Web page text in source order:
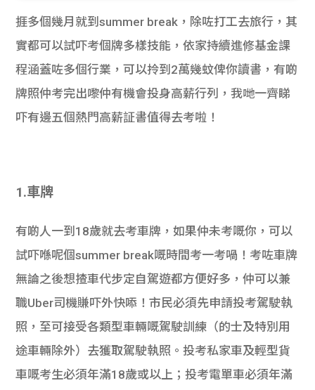
捱多個幾月就到summer break，除咗打工去旅行，其
實都可以試吓考個牌多樣技能，依家持續進修基金課
程涵蓋咗多個行業，可以拎到2萬幾蚊俾你讀書，有啲
牌照仲考完出嚟仲有機會投身高薪行列，我哋一齊睇
吓有邊五個熱門高薪証書值得去考啦！
1.車牌
有啲人一到18歲就去考車牌，如果仲未考嘅你，可以
試吓喺呢個summer break嘅時間考一考喎！考咗車牌
無論之後想揸車代步定自駕遊都方便好多，仲可以兼
職Uber司機賺吓外快㖭！市民必須先申請投考駕駛執
照，至可接受各類型車輛嘅駕駛訓練（的士及特別用
途車輛除外）去獲取駕駛執照。投考私家車及輕型貨
車嘅考生必須年滿18歲或以上；投考電單車必須年滿